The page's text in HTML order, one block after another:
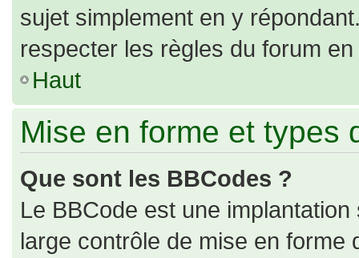
sujet simplement en y
respecter les règles du forum
Haut
Mise en forme et types
Que sont les BBCodes ?
Le BBCode est une
large contrôle de mise en forme